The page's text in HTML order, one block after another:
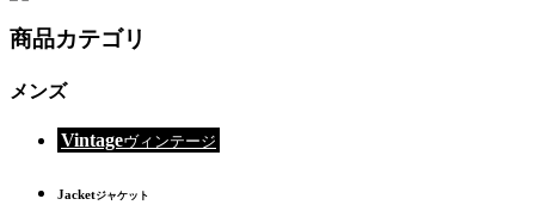
商品カテゴリ
メンズ
Vintageヴィンテージ
Jacketジャケット